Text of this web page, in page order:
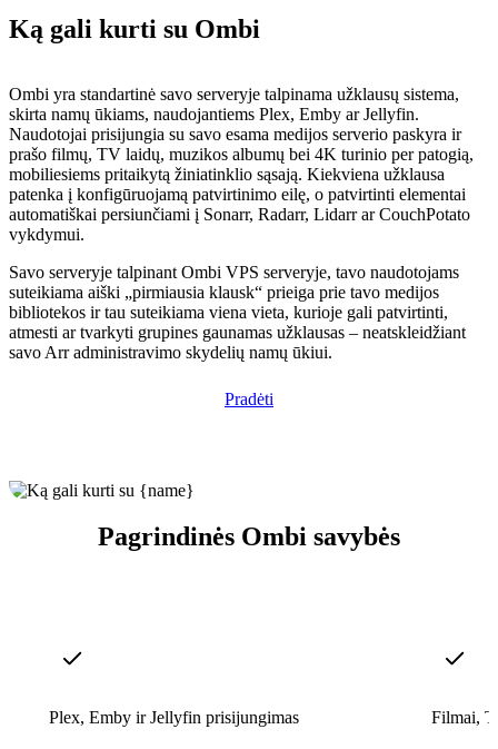
Ką gali kurti su Ombi
Ombi yra standartinė savo serveryje talpinama užklausų sistema,
skirta namų ūkiams, naudojantiems Plex, Emby ar Jellyfin.
Naudotojai prisijungia su savo esama medijos serverio paskyra ir
prašo filmų, TV laidų, muzikos albumų bei 4K turinio per patogią,
mobiliesiems pritaikytą žiniatinklio sąsają. Kiekviena užklausa
patenka į konfigūruojamą patvirtinimo eilę, o patvirtinti elementai
automatiškai persiunčiami į Sonarr, Radarr, Lidarr ar CouchPotato
vykdymui.
Savo serveryje talpinant Ombi VPS serveryje, tavo naudotojams
suteikiama aiški „pirmiausia klausk“ prieiga prie tavo medijos
bibliotekos ir tau suteikiama viena vieta, kurioje gali patvirtinti,
atmesti ar tvarkyti grupines gaunamas užklausas – neatskleidžiant
savo Arr administravimo skydelių namų ūkiui.
Pradėti
Pagrindinės Ombi savybės
Plex, Emby ir Jellyfin prisijungimas Filmai,